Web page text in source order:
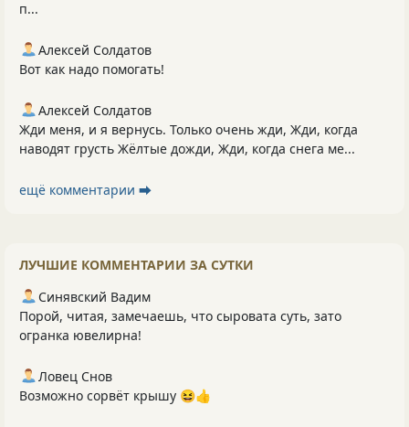
п...
Алексей Солдатов
Вот как надо помогать!
Алексей Солдатов
Жди меня, и я вернусь. Только очень жди, Жди, когда
наводят грусть Жёлтые дожди, Жди, когда снега ме...
ещё комментарии ⮕
ЛУЧШИЕ КОММЕНТАРИИ ЗА СУТКИ
Синявский Вадим
Порой, читая, замечаешь, что сыровата суть, зато
огранка ювелирна!
Ловец Снов
Возможно сорвёт крышу 😆👍